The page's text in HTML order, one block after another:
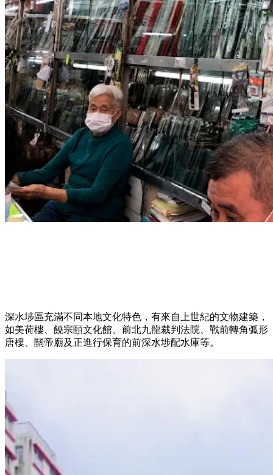
深水埗區充滿不同本地文化特色，有來自上世紀的文物建築，
如美荷樓、饒宗頤文化館、前北九龍裁判法院、戰前轉角弧形
唐樓、關帝廟及正進行保育的前深水埗配水庫等。